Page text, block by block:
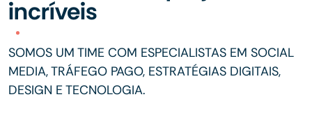
incríveis
SOMOS UM TIME COM ESPECIALISTAS EM SOCIAL
MEDIA, TRÁFEGO PAGO, ESTRATÉGIAS DIGITAIS,
DESIGN E TECNOLOGIA.